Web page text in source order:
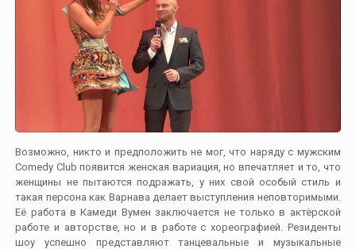
Возможно, никто и предположить не мог, что наряду с мужским
Comedy Club появится женская вариация, но впечатляет и то, что
женщины не пытаются подражать, у них свой особый стиль и
такая персона как Варнава делает выступления неповторимыми.
Её работа в Камеди Вумен заключается не только в актёрской
работе и авторстве, но и в работе с хореографией. Резиденты
шоу успешно представляют танцевальные и музыкальные